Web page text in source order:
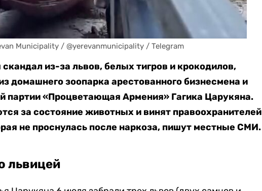
/ @yerevanmunicipality / Telegram
из-за львов, белых тигров и крокодилов,
домашнего зоопарка арестованного бизнесмена и
партии «Процветающая Армения» Гагика Царукяна.
за состояние животных и винят правоохранителей
не проснулась после наркоза, пишут местные СМИ.
львицей